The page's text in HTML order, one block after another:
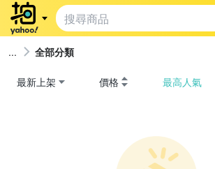
全部分類
最新上架 價格 最高人氣